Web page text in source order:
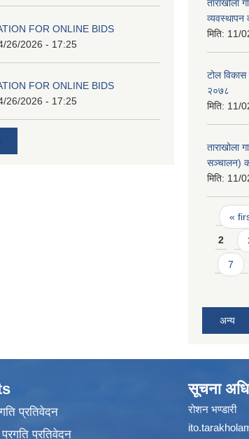
FOR ONLINE BIDS
26/2026 - 17:25
FOR ONLINE BIDS
26/2026 - 17:25
ताराखोला
व्यवस्थापन
मिति: 11/
टोल विकास
२०७८
मिति: 11/
ताराखोला
सञ्चालन)
मिति: 11/
«
2
7
अन्य
प्रतिवेदन
प्रतिवेदन
सूचना
रोशन भण्डारी